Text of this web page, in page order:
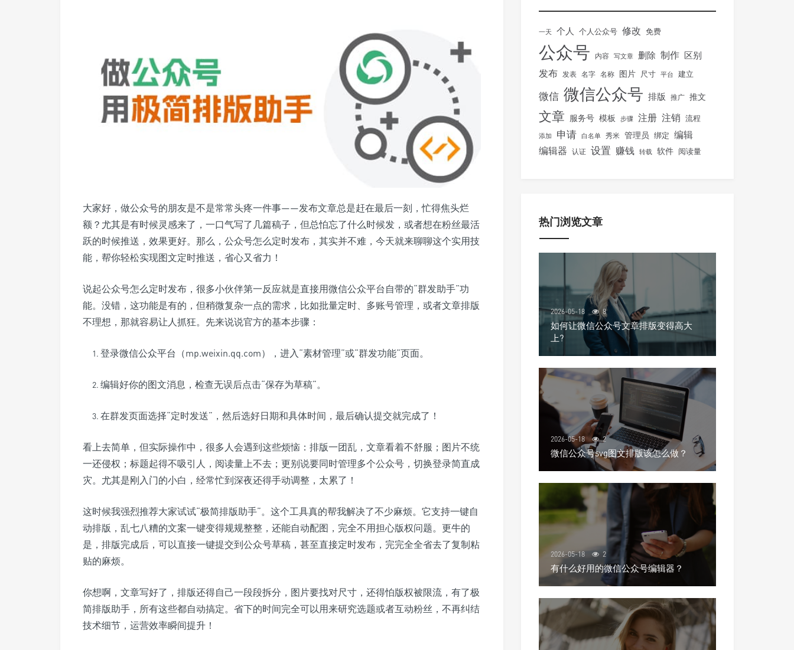
大家好，做公众号的朋友是不是常常头疼一件事——发布文章总是赶在最后一刻，忙得焦头烂
额？尤其是有时候灵感来了，一口气写了几篇稿子，但总怕忘了什么时候发，或者想在粉丝最活
跃的时候推送，效果更好。那么，公众号怎么定时发布，其实并不难，今天就来聊聊这个实用技
能，帮你轻松实现图文定时推送，省心又省力！
说起公众号怎么定时发布，很多小伙伴第一反应就是直接用微信公众平台自带的“群发助手”功
能。没错，这功能是有的，但稍微复杂一点的需求，比如批量定时、多账号管理，或者文章排版
不理想，那就容易让人抓狂。先来说说官方的基本步骤：
登录微信公众平台（mp.weixin.qq.com），进入“素材管理”或“群发功能”页面。
编辑好你的图文消息，检查无误后点击“保存为草稿”。
在群发页面选择“定时发送”，然后选好日期和具体时间，最后确认提交就完成了！
看上去简单，但实际操作中，很多人会遇到这些烦恼：排版一团乱，文章看着不舒服；图片不统
一还侵权；标题起得不吸引人，阅读量上不去；更别说要同时管理多个公众号，切换登录简直成
灾。尤其是刚入门的小白，经常忙到深夜还得手动调整，太累了！
这时候我强烈推荐大家试试“极简排版助手”。这个工具真的帮我解决了不少麻烦。它支持一键自
动排版，乱七八糟的文案一键变得规规整整，还能自动配图，完全不用担心版权问题。更牛的
是，排版完成后，可以直接一键提交到公众号草稿，甚至直接定时发布，完完全全省去了复制粘
贴的麻烦。
你想啊，文章写好了，排版还得自己一段段拆分，图片要找对尺寸，还得怕版权被限流，有了极
简排版助手，所有这些都自动搞定。省下的时间完全可以用来研究选题或者互动粉丝，不再纠结
技术细节，运营效率瞬间提升！
一天 个人 个人公众号 修改 免费
公众号 内容 写文章 删除 制作 区别
发布 发表 名字 名称 图片 尺寸 平台 建立
微信 微信公众号 排版 推广 推文
文章 服务号 模板 步骤 注册 注销 流程
添加 申请 白名单 秀米 管理员 绑定 编辑
编辑器
认证 设置 赚钱 转载 软件 阅读量
热门浏览文章
2026-05-18 8
如何让微信公众号文章排版变得高大
上?
2026-05-18 2
微信公众号svg图文排版该怎么做？
2026-05-18 2
有什么好用的微信公众号编辑器？